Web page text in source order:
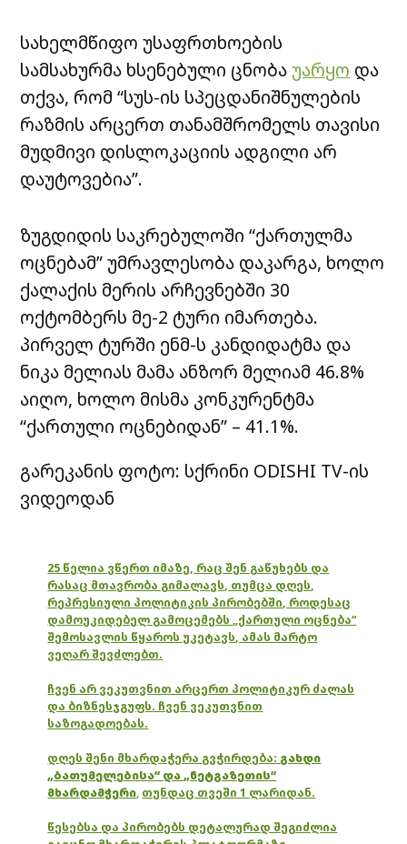
სახელმწიფო უსაფრთხოების
სამსახურმა ხსენებული ცნობაუარყო და
თქვა, რომ “სუს-ის სპეცდანიშნულების
რაზმის არცერთ თანამშრომელს თავისი
მუდმივი დისლოკაციის ადგილი არ
დაუტოვებია”.
ზუგდიდის საკრებულოში “ქართულმა
ოცნებამ” უმრავლესობა დაკარგა, ხოლო
ქალაქის მერის არჩევნებში 30
ოქტომბერს მე-2 ტური იმართება.
პირველ ტურში ენმ-ს კანდიდატმა და
ნიკა მელიას მამა ანზორ მელიამ 46.8%
აიღო, ხოლო მისმა კონკურენტმა
“ქართული ოცნებიდან” – 41.1%.
გარეკანის ფოტო: სქრინი ODISHI TV-ის
ვიდეოდან
25 წელია ვწერთ იმაზე, რაც შენ გაწუხებს და
რასაც მთავრობა გიმალავს, თუმცა დღეს,
რეპრესიული პოლიტიკის პირობებში, როდესაც
დამოუკიდებელ გამოცემებს „ქართული ოცნება“
შემოსავლის წყაროს უკეტავს, ამას მარტო
ვეღარ შევძლებთ.
ჩვენ არ ვეკუთვნით არცერთ პოლიტიკურ ძალას
და ბიზნესჯგუფს. ჩვენ ვეკუთვნით
საზოგადოებას.
დღეს შენი მხარდაჭერა გვჭირდება: გახდი
„ბათუმელებისა“ და „ნეტგაზეთის“
მხარდამჭერი, თუნდაც თვეში 1 ლარიდან.
წესებსა და პირობებს დეტალურად შეგიძლია